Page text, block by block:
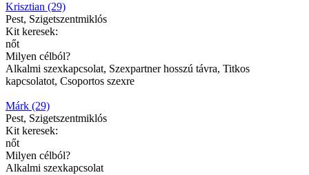
Krisztian (29)
Pest, Szigetszentmiklós
Kit keresek:
nőt
Milyen célból?
Alkalmi szexkapcsolat, Szexpartner hosszú távra, Titkos
kapcsolatot, Csoportos szexre
Márk (29)
Pest, Szigetszentmiklós
Kit keresek:
nőt
Milyen célból?
Alkalmi szexkapcsolat